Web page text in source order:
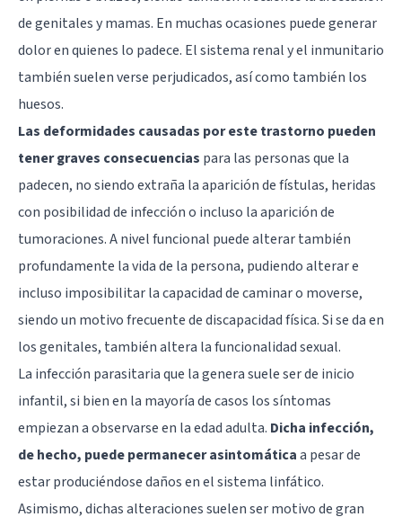
de genitales y mamas. En muchas ocasiones puede generar
dolor en quienes lo padece. El sistema renal y el inmunitario
también suelen verse perjudicados, así como también los
huesos.
Las deformidades causadas por este trastorno pueden
tener graves consecuencias para las personas que la
padecen, no siendo extraña la aparición de fístulas, heridas
con posibilidad de infección o incluso la aparición de
tumoraciones. A nivel funcional puede alterar también
profundamente la vida de la persona, pudiendo alterar e
incluso imposibilitar la capacidad de caminar o moverse,
siendo un motivo frecuente de discapacidad física. Si se da en
los genitales, también altera la funcionalidad sexual.
La infección parasitaria que la genera suele ser de inicio
infantil, si bien en la mayoría de casos los síntomas
empiezan a observarse en la edad adulta. Dicha infección,
de hecho, puede permanecer asintomáticaa pesar de
estar produciéndose daños en el sistema linfático.
Asimismo, dichas alteraciones suelen ser motivo de gran